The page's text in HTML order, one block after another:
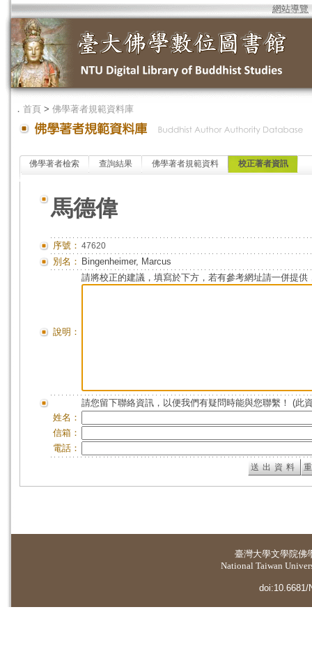
網站導覽
． 首頁 > 佛學著者規範資料庫
佛學著者檢索 查詢結果 佛學著者規範資料 校正著者資訊
馬德偉
序號： 47620
別名： Bingenheimer, Marcus
說明：
請將校正的建議，填寫於下方，若有參考網址請一併提供
請您留下聯絡資訊，以便我們有疑問時能與您聯繫！ (此
姓名：
信箱：
電話：
臺灣大學文學院佛
National Taiwan
doi:10.6681/